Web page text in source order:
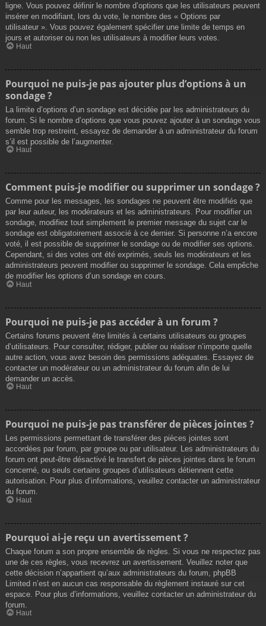
ligne. Vous pouvez définir le nombre d’options que les utilisateurs peuvent
insérer en modifiant, lors du vote, le nombre des « Options par
utilisateur ». Vous pouvez également spécifier une limite de temps en
jours et autoriser ou non les utilisateurs à modifier leurs votes.
Haut
Pourquoi ne puis-je pas ajouter plus d’options à un
sondage ?
La limite d’options d’un sondage est décidée par les administrateurs du
forum. Si le nombre d’options que vous pouvez ajouter à un sondage vous
semble trop restreint, essayez de demander à un administrateur du forum
s’il est possible de l’augmenter.
Haut
Comment puis-je modifier ou supprimer un sondage ?
Comme pour les messages, les sondages ne peuvent être modifiés que
par leur auteur, les modérateurs et les administrateurs. Pour modifier un
sondage, modifiez tout simplement le premier message du sujet car le
sondage est obligatoirement associé à ce dernier. Si personne n’a encore
voté, il est possible de supprimer le sondage ou de modifier ses options.
Cependant, si des votes ont été exprimés, seuls les modérateurs et les
administrateurs peuvent modifier ou supprimer le sondage. Cela empêche
de modifier les options d’un sondage en cours.
Haut
Pourquoi ne puis-je pas accéder à un forum ?
Certains forums peuvent être limités à certains utilisateurs ou groupes
d’utilisateurs. Pour consulter, rédiger, publier ou réaliser n’importe quelle
autre action, vous avez besoin des permissions adéquates. Essayez de
contacter un modérateur ou un administrateur du forum afin de lui
demander un accès.
Haut
Pourquoi ne puis-je pas transférer de pièces jointes ?
Les permissions permettant de transférer des pièces jointes sont
accordées par forum, par groupe ou par utilisateur. Les administrateurs du
forum ont peut-être désactivé le transfert de pièces jointes dans le forum
concerné, ou seuls certains groupes d’utilisateurs détiennent cette
autorisation. Pour plus d’informations, veuillez contacter un administrateur
du forum.
Haut
Pourquoi ai-je reçu un avertissement ?
Chaque forum a son propre ensemble de règles. Si vous ne respectez pas
une de ces règles, vous recevrez un avertissement. Veuillez noter que
cette décision n’appartient qu’aux administrateurs du forum, phpBB
Limited n’est en aucun cas responsable du règlement instauré sur cet
espace. Pour plus d’informations, veuillez contacter un administrateur du
forum.
Haut